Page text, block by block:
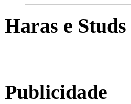
Haras e Studs
Publicidade